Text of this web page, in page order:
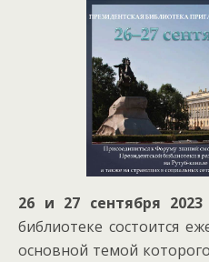
26 и 27 сентября 2023
библиотеке состоится
основной темой